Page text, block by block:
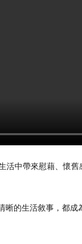
中帶來慰藉、懷
的生活敘事，都